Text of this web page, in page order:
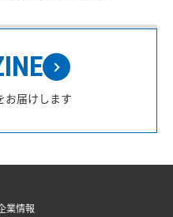
お届けします
業情報